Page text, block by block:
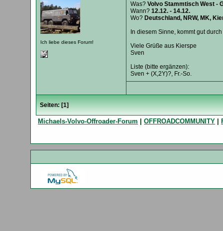
Ich liebe dieses Forum!
Was?Volvo Stammtisch West -
Wann?12.12. - 14.12.
Wo? Deutschland, NRW, MK,
In diesem Sinne, kommt gut
Viele Grüße aus Kierspe
Sven
Liste (bitte ergänzen):
Sven + (X,2Y)?, Fr.-So.
Seiten: [1]
Michaels-Volvo-Offroader-Forum |OFFROADCOMMUNITY